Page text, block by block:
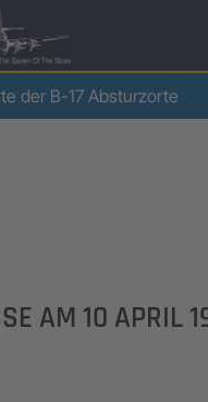
der B-17 Absturzorte
AM 10 APRIL